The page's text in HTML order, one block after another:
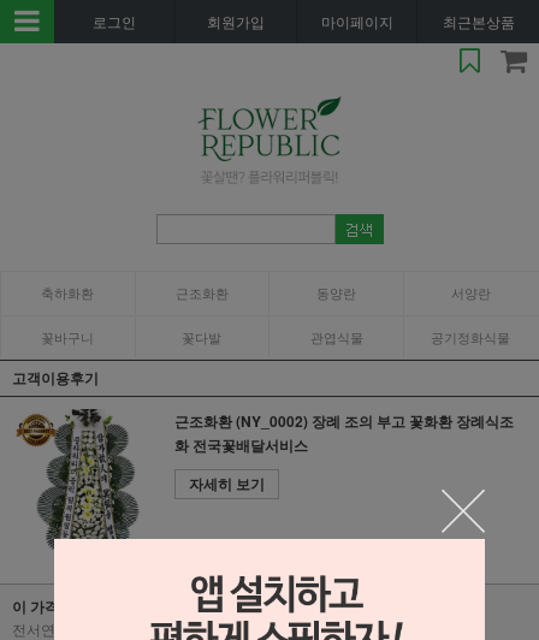
로그인 회원가입 마이페이지 최근본상품
축하화환 근조화환 동양란 서양란
꽃바구니 꽃다발 관엽식물 공기정화식물
고객이용후기
근조화환 (NY_0002) 장례 조의 부고 꽃화환 장례식조
화 전국꽃배달서비스
자세히 보기
이 가격에 이정도 풍성함이면 주변에도 추천 할만합니다
전서연 2026-07-09 | 조회수 6